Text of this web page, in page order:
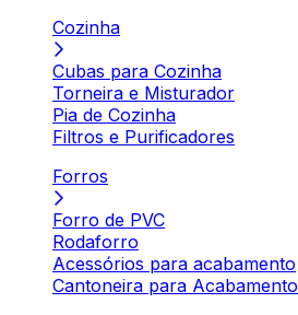
Cozinha
Cubas para Cozinha
Torneira e Misturador
Pia de Cozinha
Filtros e Purificadores
Forros
Forro de PVC
Rodaforro
Acessórios para acabamento
Cantoneira para Acabamento